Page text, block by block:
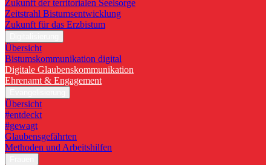
Zukunft der territorialen Seelsorge
Zeitstrahl Bistumsentwicklung
Zukunft für das Erzbistum
Übersicht
Bistumskommunikation digital
Digitale Glaubenskommunikation
Ehrenamt & Engagement
Übersicht
#entdeckt
#gewagt
Glaubensgefährten
Methoden und Arbeitshilfen